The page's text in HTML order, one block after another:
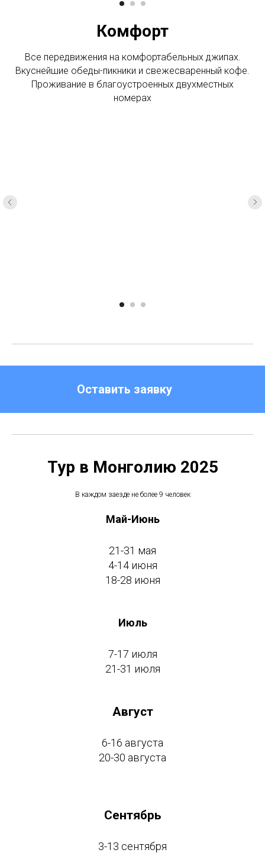
Комфорт
Все передвижения на комфортабельных джипах.
Вкуснейшие обеды-пикники и свежесваренный кофе.
Проживание в благоустроенных двухместных
номерах
Оставить заявку
Тур в Монголию 2025
В каждом заезде не более 9 человек
Май-Июнь
21-31 мая
4-14 июня
18-28 июня
Июль
7-17 июля
21-31 июля
Август
6-16 августа
20-30 августа
Сентябрь
3-13 сентября